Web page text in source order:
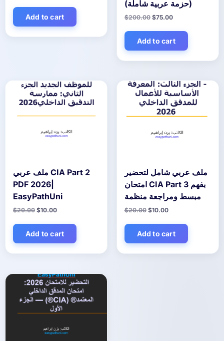
was:
$20.00.
is:
$10.00.
Add to cart
(حزمة عربية شاملة)
$200.00 Original
was:
$200.00.
$75.00Current
is:
$75.00.
Add to cart
ملف عربي CIA Part 2
PDF 2026|
EasyPathUni
$20.00 Original
was:
$20.00.
$10.00Current
is:
$10.00.
Add to cart
ملف عربي شامل لتحضير
امتحان CIA Part 3 بفهم
مبسط ومراجعة منظمة
$20.00 Original
was:
$20.00.
$10.00Current
is:
$10.00.
Add to cart